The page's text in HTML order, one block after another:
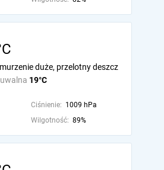
19°C
duże, przelotny deszcz
Ciśnienie: 1009 hPa
Wilgotność: 89%